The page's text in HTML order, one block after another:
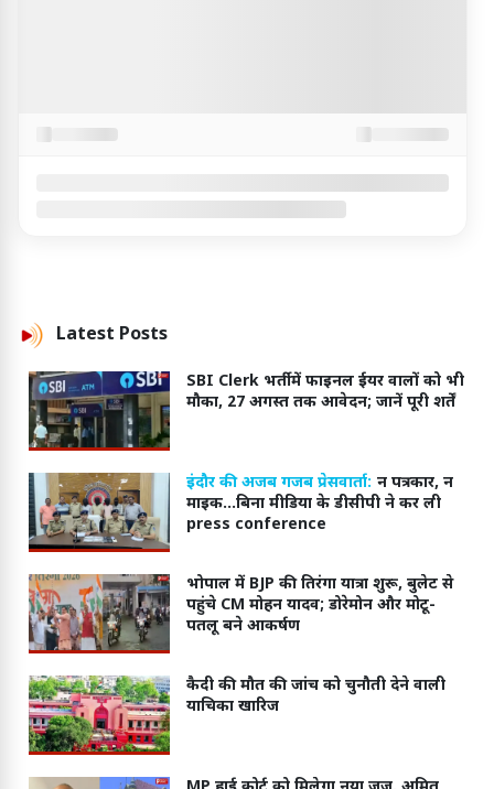
Latest Posts
SBI Clerk भर्ती में फाइनल ईयर वालों को भी
मौका, 27 अगस्त तक आवेदन; जानें पूरी शर्तें
इंदौर की अजब गजब प्रेसवार्ता: न पत्रकार, न
माइक...बिना मीडिया के डीसीपी ने कर ली
press conference
भोपाल में BJP की तिरंगा यात्रा शुरू, बुलेट से
पहुंचे CM मोहन यादव; डोरेमोन और मोटू-
पतलू बने आकर्षण
कैदी की मौत की जांच को चुनौती देने वाली
याचिका खारिज